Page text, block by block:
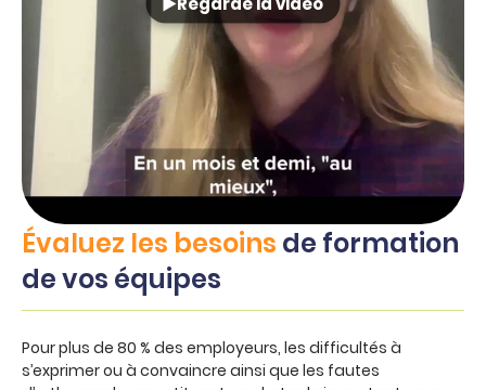
Évaluez les besoins de formation
de vos équipes
Pour plus de 80 % des employeurs, les difficultés à
s’exprimer ou à convaincre ainsi que les fautes